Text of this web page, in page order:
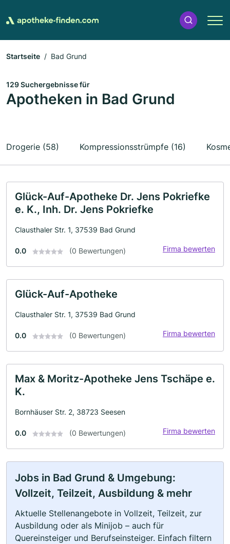
Startseite Bad Grund
129 Suchergebnisse für
Apotheken in Bad Grund
Drogerie (58) Kompressionsstrümpfe (16)
Glück-Auf-Apotheke Dr. Jens Pokriefke
e. K., Inh. Dr. Jens Pokriefke
Clausthaler Str. 1, 37539 Bad Grund
0.0 (0 Bewertungen) Firma bewerten
Glück-Auf-Apotheke
Clausthaler Str. 1, 37539 Bad Grund
0.0 (0 Bewertungen) Firma bewerten
Max & Moritz-Apotheke Jens Tschäpe e.
K.
Bornhäuser Str. 2, 38723 Seesen
0.0 (0 Bewertungen) Firma bewerten
Jobs in Bad Grund & Umgebung:
Vollzeit, Teilzeit, Ausbildung & mehr
Aktuelle Stellenangebote in Vollzeit, Teilzeit, zur
Ausbildung oder als Minijob – auch für
Quereinsteiger und Berufseinsteiger. Einfach filtern